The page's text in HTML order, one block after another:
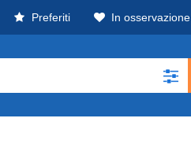
Preferiti In osservazione